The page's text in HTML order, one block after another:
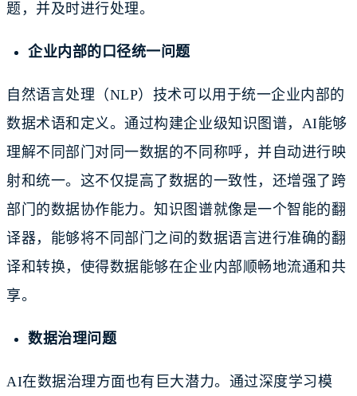
题，并及时进行处理。
企业内部的口径统一问题
自然语言处理（NLP）技术可以用于统一企业内部的
数据术语和定义。通过构建企业级知识图谱，AI能够
理解不同部门对同一数据的不同称呼，并自动进行映
射和统一。这不仅提高了数据的一致性，还增强了跨
部门的数据协作能力。知识图谱就像是一个智能的翻
译器，能够将不同部门之间的数据语言进行准确的翻
译和转换，使得数据能够在企业内部顺畅地流通和共
享。
数据治理问题
AI在数据治理方面也有巨大潜力。通过深度学习模